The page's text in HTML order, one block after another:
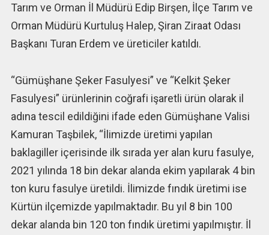
Tarım ve Orman İl Müdürü Edip Birşen, İlçe Tarım ve
Orman Müdürü Kurtuluş Halep, Şiran Ziraat Odası
Başkanı Turan Erdem ve üreticiler katıldı.
“Gümüşhane Şeker Fasulyesi” ve “Kelkit Şeker
Fasulyesi” ürünlerinin coğrafi işaretli ürün olarak il
adına tescil edildiğini ifade eden Gümüşhane Valisi
Kamuran Taşbilek, “İlimizde üretimi yapılan
baklagiller içerisinde ilk sırada yer alan kuru fasulye,
2021 yılında 18 bin dekar alanda ekim yapılarak 4 bin
ton kuru fasulye üretildi. İlimizde fındık üretimi ise
Kürtün ilçemizde yapılmaktadır. Bu yıl 8 bin 100
dekar alanda bin 120 ton fındık üretimi yapılmıştır. İl